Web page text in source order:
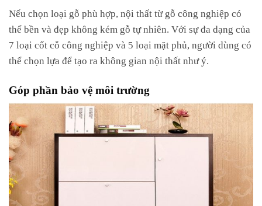
Nếu chọn loại gỗ phù hợp, nội thất từ gỗ công nghiệp có
thể bền và đẹp không kém gỗ tự nhiên. Với sự đa dạng của
7 loại cốt cỗ công nghiệp và 5 loại mặt phủ, người dùng có
thể chọn lựa để tạo ra không gian nội thất như ý.
Góp phần bảo vệ môi trường